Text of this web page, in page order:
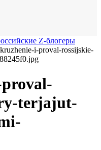
Z-блогеры
i-proval-rossijskie-
terjajut-